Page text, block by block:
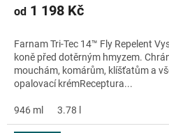
od 1 198 Kč
Farnam Tri-Tec 14™ Fly Repelent
koně před dotěrným hmyzem.
mouchám, komárům, klíšťatům a
opalovací krémReceptura...
946 ml 3.78 l